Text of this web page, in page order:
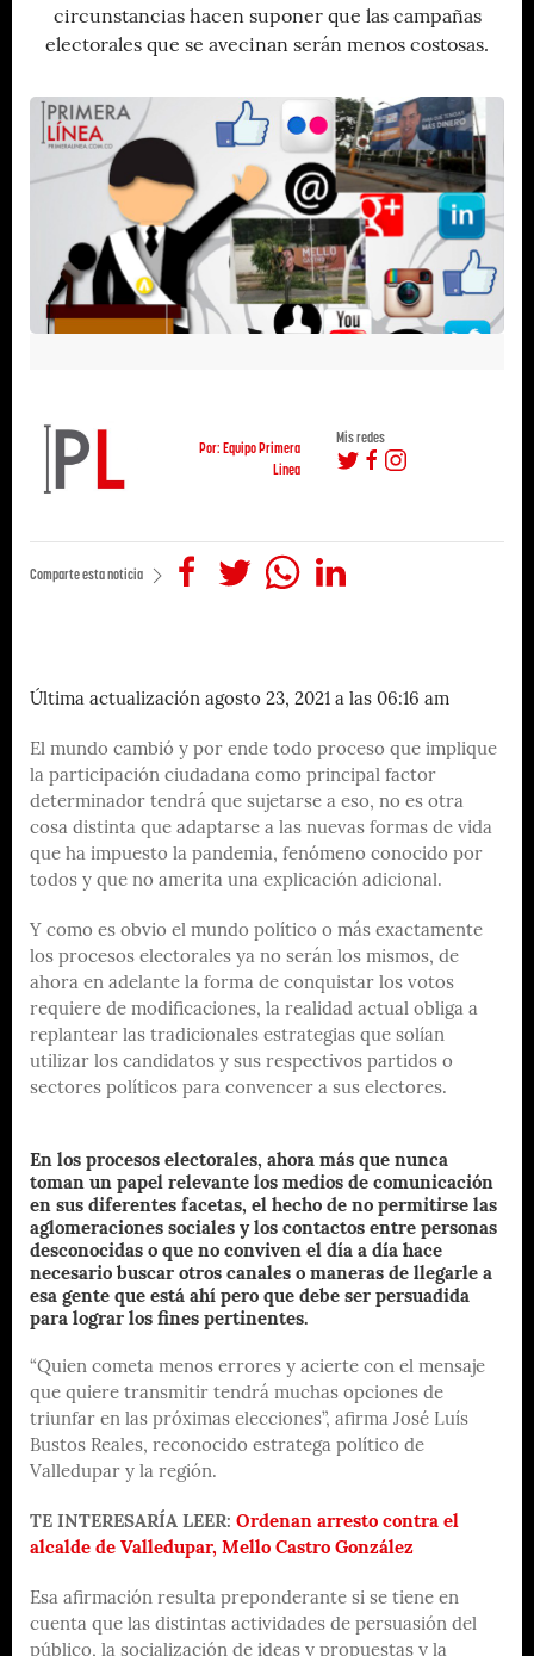
circunstancias hacen suponer que las campañas
electorales que se avecinan serán menos costosas.
Por: Equipo Primera
Linea
Mis redes
Comparte esta noticia
Última actualización agosto 23, 2021 a las 06:16 am
El mundo cambió y por ende todo proceso que implique
la participación ciudadana como principal factor
determinador tendrá que sujetarse a eso, no es otra
cosa distinta que adaptarse a las nuevas formas de vida
que ha impuesto la pandemia, fenómeno conocido por
todos y que no amerita una explicación adicional.
Y como es obvio el mundo político o más exactamente
los procesos electorales ya no serán los mismos, de
ahora en adelante la forma de conquistar los votos
requiere de modificaciones, la realidad actual obliga a
replantear las tradicionales estrategias que solían
utilizar los candidatos y sus respectivos partidos o
sectores políticos para convencer a sus electores.
En los procesos electorales, ahora más que nunca
toman un papel relevante los medios de comunicación
en sus diferentes facetas, el hecho de no permitirse las
aglomeraciones sociales y los contactos entre personas
desconocidas o que no conviven el día a día hace
necesario buscar otros canales o maneras de llegarle a
esa gente que está ahí pero que debe ser persuadida
para lograr los fines pertinentes.
“Quien cometa menos errores y acierte con el mensaje
que quiere transmitir tendrá muchas opciones de
triunfar en las próximas elecciones”, afirma José Luís
Bustos Reales, reconocido estratega político de
Valledupar y la región.
TE INTERESARÍA LEER: Ordenan arresto contra el
alcalde de Valledupar, Mello Castro González
Esa afirmación resulta preponderante si se tiene en
cuenta que las distintas actividades de persuasión del
público, la socialización de ideas y propuestas y la